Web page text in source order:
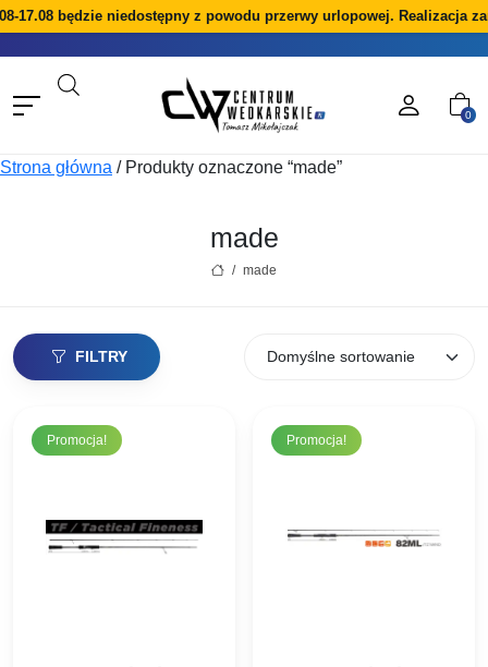
będzie niedostępny z powodu przerwy urlopowej. Realizacja
0
Strona główna /Produkty oznaczone “made”
made
/ made
FILTRY
Promocja! Promocja!